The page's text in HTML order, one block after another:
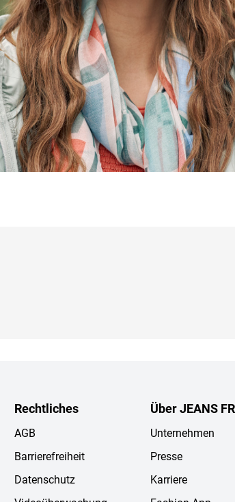
Rechtliches
AGB
Barrierefreiheit
Datenschutz
Über JEANS
Unternehmen
Presse
Karriere